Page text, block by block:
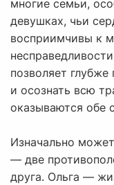
многие семьи,
девушках, чьи
восприимчивы к
позволяет
и осознать всю
оказываются обе
Изначально
— две
друга. Ольга —